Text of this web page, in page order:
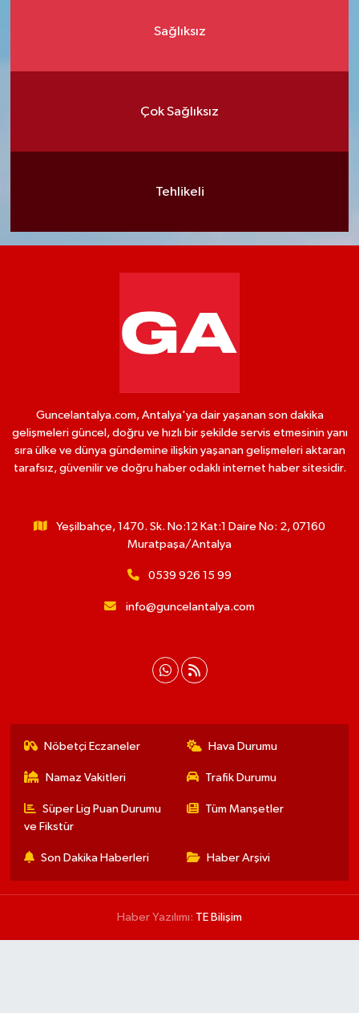
Sağlıksız
Çok Sağlıksız
Tehlikeli
Guncelantalya.com, Antalya'ya dair yaşanan son dakika
gelişmeleri güncel, doğru ve hızlı bir şekilde servis etmesinin yanı
sıra ülke ve dünya gündemine ilişkin yaşanan gelişmeleri aktaran
tarafsız, güvenilir ve doğru haber odaklı internet haber sitesidir.
Yeşilbahçe, 1470. Sk. No:12 Kat:1 Daire No: 2, 07160
Muratpaşa/Antalya
0539 926 15 99
info@guncelantalya.com
Nöbetçi Eczaneler Hava Durumu
Namaz Vakitleri Trafik Durumu
Süper Lig Puan Durumu
ve Fikstür
Tüm Manşetler
Son Dakika Haberleri Haber Arşivi
Haber Yazılımı: TE Bilişim